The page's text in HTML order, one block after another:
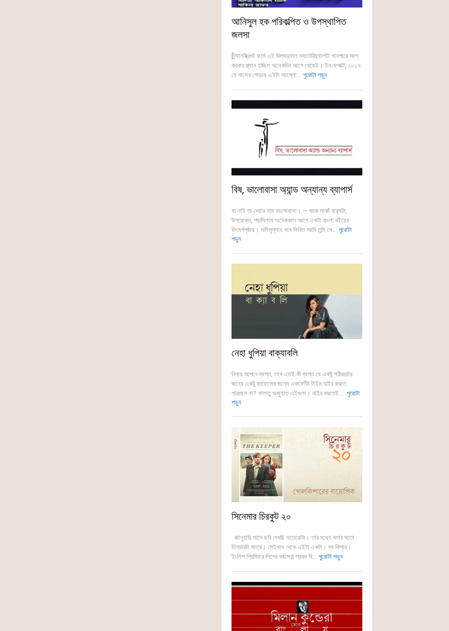
আনিসুল হক পরিকল্পিত ও উপস্থাপিত
জলসা
[ট্র্যানস্ক্রিপ্ট ফর্মে এই ভিশ্যুয়্যাল ম্যাটেরিয়্যালটা গানপারে আপ্
করবার প্ল্যান হচ্ছিল অনেকদিন আগে থেকেই। ইন-ফ্যাক্ট, ২০১৭
মে মাসের গোড়ায় এইটা আপ্লো... পুরোটা পড়ুন
বিষ, ভালোবাসা অ্যান্ড অন্যান্য ব্যাপার্স
যা নাই তা দেয়ার নাম ভালোবাসা। — জাক লাকাঁ বাক্যটা,
উপরোক্ত, পড়সিলাম অনেককাল আগে একটা বাংলা বইয়ের
উৎসর্গপৃষ্ঠায়। সলিমুল্লাহ খান লিখিত আমি তুমি সে... পুরোটা
পড়ুন
নেহা ধুপিয়া বাক্যাবলি
নিশ্চয় আপনে ব্যস্ত, তবে এতই কী ব্যস্ত যে একটু শরীরচর্চার
জন্যে একটু ব্যায়ামের জন্যে একফোঁটা টাইম বাইর করতে
পারছেন না? ফালতু অজুহাত এইগুলা। বাইর করতেই ... পুরোটা
পড়ুন
সিনেমার চিরকুট ২০
জানুয়ারি মাসে ছবি দেখছি সতেরোটা। তার মধ্যে বলার মতো
তিনচারটা মাত্র। সেইখান থেকে এইটা একটা। দ্য কিপার।
ইংলিশ প্রিমিয়ার লিগের বর্ষসেরা প্রথম বি... পুরোটা পড়ুন